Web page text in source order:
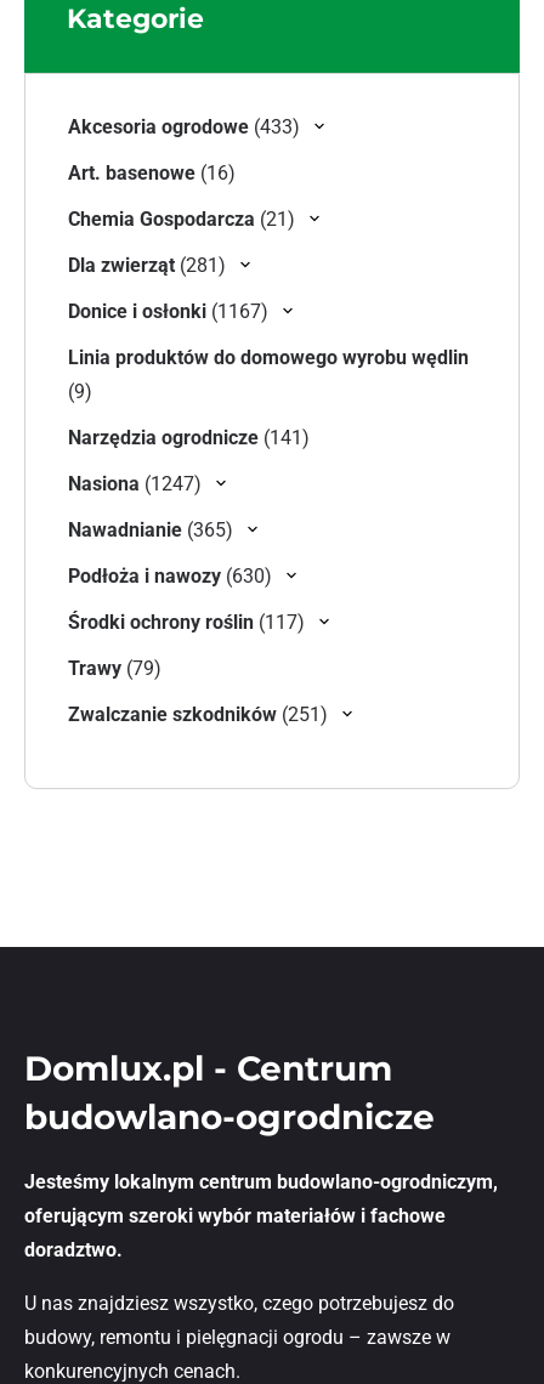
Kategorie
Akcesoria ogrodowe 433433 produkty
Art. basenowe 1616 produktów
Chemia Gospodarcza 2121 produktów
Dla zwierząt 281281 produktów
Donice i osłonki 11671167 produktów
Linia produktów do domowego wyrobu wędlin
99 produktów
Narzędzia ogrodnicze 141141 produktów
Nasiona 12471247 produktów
Nawadnianie 365365 produktów
Podłoża i nawozy 630630 produktów
Środki ochrony roślin 117117 produktów
Trawy 7979 produktów
Zwalczanie szkodników 251251 produktów
Domlux.pl - Centrum
budowlano-ogrodnicze
Jesteśmy lokalnym centrum budowlano-ogrodniczym,
oferującym szeroki wybór materiałów i fachowe
doradztwo.
U nas znajdziesz wszystko, czego potrzebujesz do
budowy, remontu i pielęgnacji ogrodu – zawsze w
konkurencyjnych cenach.